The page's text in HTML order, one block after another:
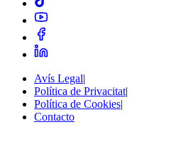
Avís Legal|
Política de Privacitat|
Política de Cookies|
Contacto